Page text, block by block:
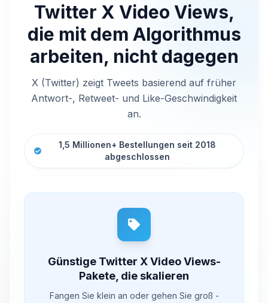
Twitter X Video Views,
die mit dem Algorithmus
arbeiten, nicht dagegen
X (Twitter) zeigt Tweets basierend auf früher
Antwort-, Retweet- und Like-Geschwindigkeit
an.
1,5 Millionen+ Bestellungen seit 2018
abgeschlossen
Günstige Twitter X Video Views-
Pakete, die skalieren
Fangen Sie klein an oder gehen Sie groß -